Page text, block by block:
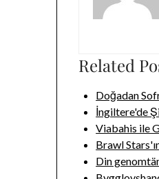
Related
Doğadan
İngiltere'de
Viabahis ile
Brawl
Din